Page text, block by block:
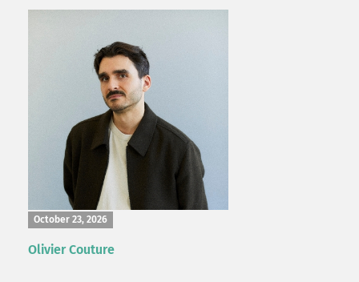
October 23, 2026
Olivier Couture